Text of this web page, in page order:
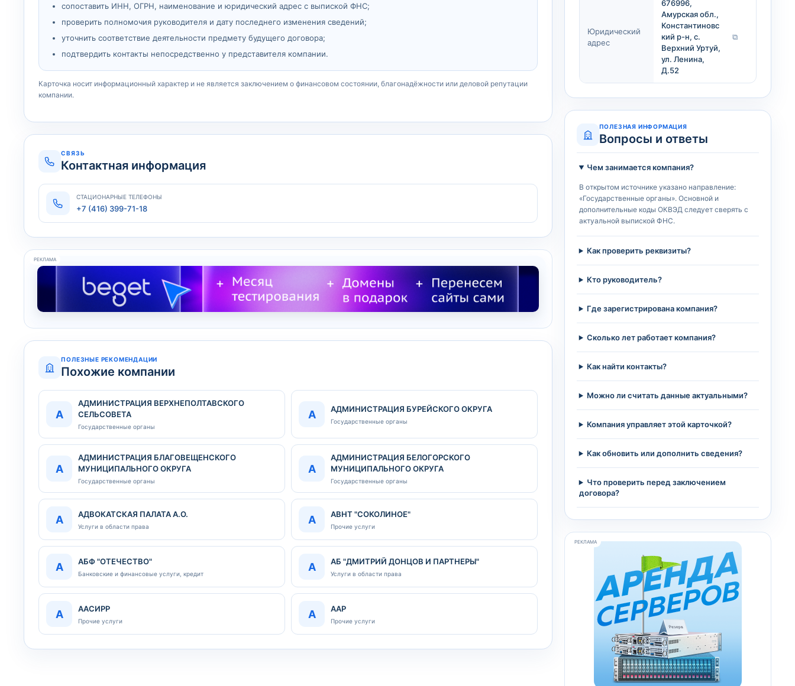
сопоставить ИНН, ОГРН, наименование и юридический адрес с выпиской ФНС;
проверить полномочия руководителя и дату последнего изменения сведений;
уточнить соответствие деятельности предмету будущего договора;
подтвердить контакты непосредственно у представителя компании.
Карточка носит информационный характер и не является заключением о финансовом состоянии, благонадёжности или деловой репутации
компании.
СВЯЗЬ
Контактная информация
СТАЦИОНАРНЫЕ ТЕЛЕФОНЫ
+7 (416) 399-71-18
РЕКЛАМА
ПОЛЕЗНЫЕ РЕКОМЕНДАЦИИ
Похожие компании
А
АДМИНИСТРАЦИЯ ВЕРХНЕПОЛТАВСКОГО
СЕЛЬСОВЕТА
Государственные органы
А АДМИНИСТРАЦИЯ БУРЕЙСКОГО ОКРУГА
Государственные органы
А
АДМИНИСТРАЦИЯ БЛАГОВЕЩЕНСКОГО
МУНИЦИПАЛЬНОГО ОКРУГА
Государственные органы
А
АДМИНИСТРАЦИЯ БЕЛОГОРСКОГО
МУНИЦИПАЛЬНОГО ОКРУГА
Государственные органы
А АДВОКАТСКАЯ ПАЛАТА А.О.
Услуги в области права
А АВНТ "СОКОЛИНОЕ"
Прочие услуги
А АБФ "ОТЕЧЕСТВО"
Банковские и финансовые услуги, кредит
А АБ "ДМИТРИЙ ДОНЦОВ И ПАРТНЕРЫ"
Услуги в области права
А ААСИРР
Прочие услуги
А ААР
Прочие услуги
Юридический
адрес
676996,
Амурская обл.,
Константиновс
кий р-н, с.
Верхний Уртуй,
ул. Ленина,
Д.52
⧉
ПОЛЕЗНАЯ ИНФОРМАЦИЯ
Вопросы и ответы
Чем занимается компания?
В открытом источнике указано направление:
«Государственные органы». Основной и
дополнительные коды ОКВЭД следует сверять с
актуальной выпиской ФНС.
Как проверить реквизиты?
Кто руководитель?
Где зарегистрирована компания?
Сколько лет работает компания?
Как найти контакты?
Можно ли считать данные актуальными?
Компания управляет этой карточкой?
Как обновить или дополнить сведения?
Что проверить перед заключением
договора?
РЕКЛАМА